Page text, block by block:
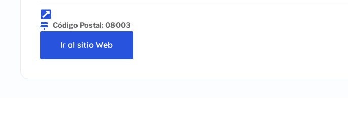
Código Postal: 08003
Ir al sitio Web